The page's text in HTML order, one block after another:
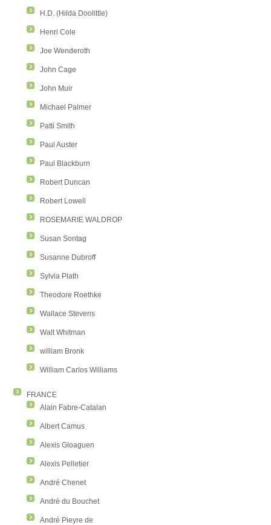
H.D. (Hilda Doolittle)
Henri Cole
Joe Wenderoth
John Cage
John Muir
Michael Palmer
Patti Smith
Paul Auster
Paul Blackburn
Robert Duncan
Robert Lowell
ROSEMARIE WALDROP
Susan Sontag
Susanne Dubroff
Sylvia Plath
Theodore Roethke
Wallace Stevens
Walt Whitman
william Bronk
William Carlos Williams
FRANCE
Alain Fabre-Catalan
Albert Camus
Alexis Gloaguen
Alexis Pelletier
André Chenet
André du Bouchet
André Pieyre de